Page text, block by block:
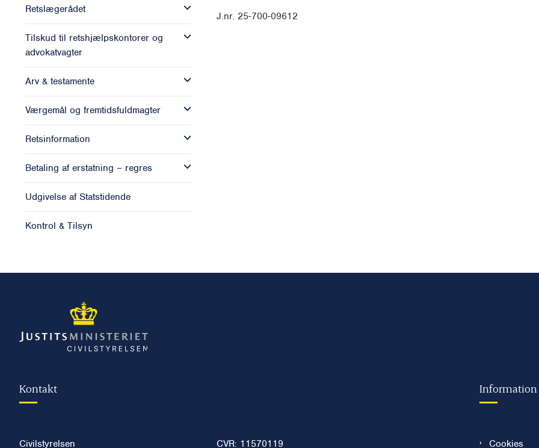
Retslægerådet
Tilskud til retshjælpskontorer og
advokatvagter
Arv & testamente
Værgemål og fremtidsfuldmagter
Retsinformation
Betaling af erstatning – regres
Udgivelse af Statstidende
Kontrol & Tilsyn
J.nr. 25-700-09612
Kontakt
Civilstyrelsen CVR: 11570119
Information
Cookies